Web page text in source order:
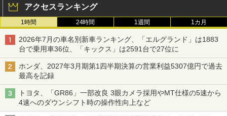
アクセスランキング
1時間 24時間 1週間 1カ月
2026年7月の車名別新車ランキング、「エルグランド」は1883
台で乗用車36位、「キックス」は2591台で27位に
ホンダ、2027年3月期第1四半期決算の営業利益5307億円で過去
最高を記録
トヨタ、「GR86」一部改良 3眼カメラ採用やMT仕様の5速から
4速へのダウンシフト時の操作性向上など